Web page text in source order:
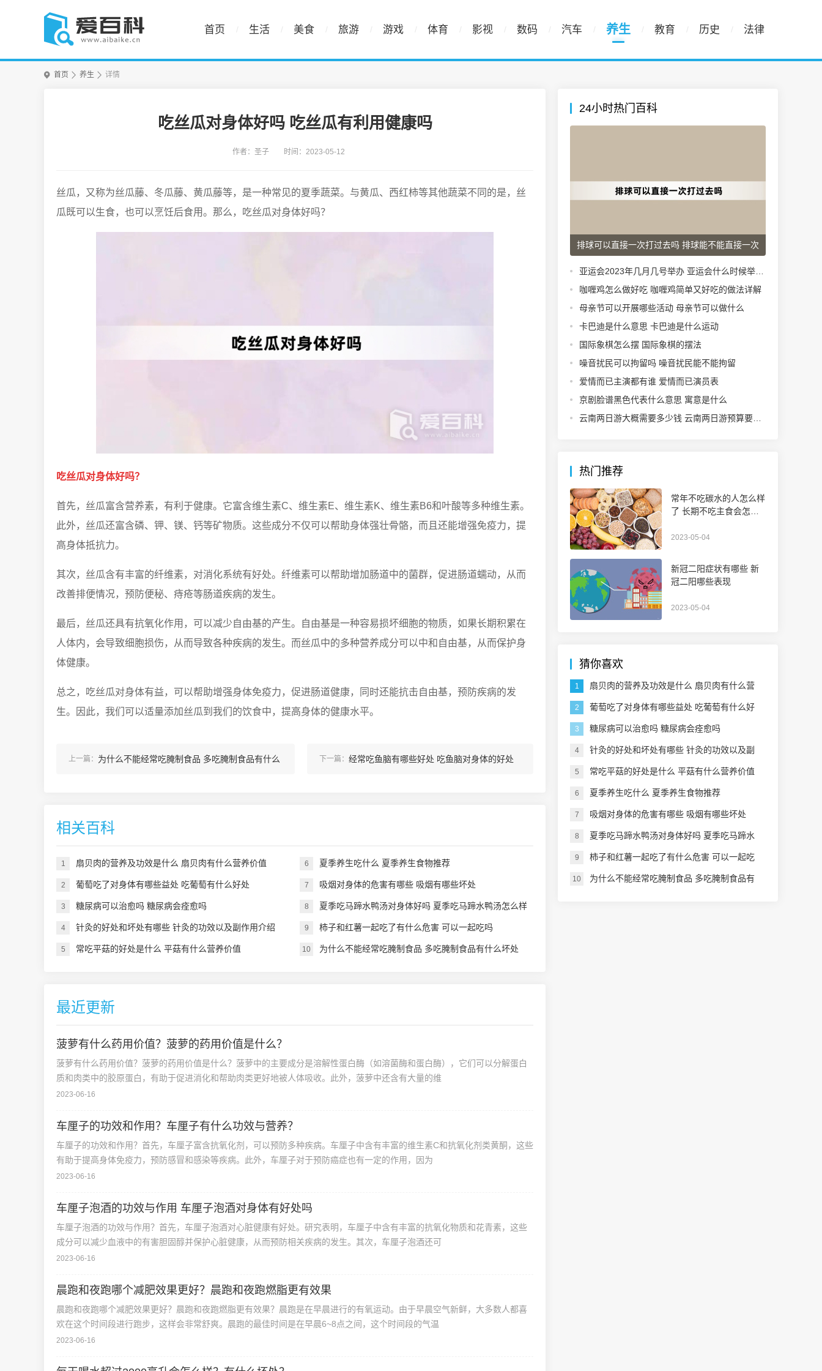
首页 生活 美食 旅游 游戏 体育 影视 数码 汽车 养生 教育 历史 法律
首页 养生 详情
24小时热门百科
排球可以直接一次打过去吗 排球能不能直接一次
打过去
亚运会2023年几月几号举办 亚运会什么时候举办呢
咖喱鸡怎么做好吃 咖喱鸡简单又好吃的做法详解
母亲节可以开展哪些活动 母亲节可以做什么
卡巴迪是什么意思 卡巴迪是什么运动
国际象棋怎么摆 国际象棋的摆法
噪音扰民可以拘留吗 噪音扰民能不能拘留
爱情而已主演都有谁 爱情而已演员表
京剧脸谱黑色代表什么意思 寓意是什么
云南两日游大概需要多少钱 云南两日游预算要多少
热门推荐
常年不吃碳水的人怎么样
了 长期不吃主食会怎么
2023-05-04
新冠二阳症状有哪些 新
冠二阳哪些表现
2023-05-04
猜你喜欢
1 扇贝肉的营养及功效是什么 扇贝肉有什么营
养价值
2 葡萄吃了对身体有哪些益处 吃葡萄有什么好
处
3 糖尿病可以治愈吗 糖尿病会痊愈吗
4 针灸的好处和坏处有哪些 针灸的功效以及副
作用介绍
5 常吃平菇的好处是什么 平菇有什么营养价值
6 夏季养生吃什么 夏季养生食物推荐
7 吸烟对身体的危害有哪些 吸烟有哪些坏处
8 夏季吃马蹄水鸭汤对身体好吗 夏季吃马蹄水
鸭汤怎么样
9 柿子和红薯一起吃了有什么危害 可以一起吃
吗
10 为什么不能经常吃腌制食品 多吃腌制食品有
吃丝瓜对身体好吗 吃丝瓜有利用健康吗
作者：圣子 时间：2023-05-12
丝瓜，又称为丝瓜藤、冬瓜藤、黄瓜藤等，是一种常见的夏季蔬菜。与黄瓜、西红柿等其他蔬菜不同的是，丝
瓜既可以生食，也可以烹饪后食用。那么，吃丝瓜对身体好吗？
吃丝瓜对身体好吗？
首先，丝瓜富含营养素，有利于健康。它富含维生素C、维生素E、维生素K、维生素B6和叶酸等多种维生素。
此外，丝瓜还富含磷、钾、镁、钙等矿物质。这些成分不仅可以帮助身体强壮骨骼，而且还能增强免疫力，提
高身体抵抗力。
其次，丝瓜含有丰富的纤维素，对消化系统有好处。纤维素可以帮助增加肠道中的菌群，促进肠道蠕动，从而
改善排便情况，预防便秘、痔疮等肠道疾病的发生。
最后，丝瓜还具有抗氧化作用，可以减少自由基的产生。自由基是一种容易损坏细胞的物质，如果长期积累在
人体内，会导致细胞损伤，从而导致各种疾病的发生。而丝瓜中的多种营养成分可以中和自由基，从而保护身
体健康。
总之，吃丝瓜对身体有益，可以帮助增强身体免疫力，促进肠道健康，同时还能抗击自由基，预防疾病的发
生。因此，我们可以适量添加丝瓜到我们的饮食中，提高身体的健康水平。
上一篇： 为什么不能经常吃腌制食品 多吃腌制食品有什么 下一篇： 经常吃鱼脑有哪些好处 吃鱼脑对身体的好处
相关百科
1 扇贝肉的营养及功效是什么 扇贝肉有什么营养价值
2 葡萄吃了对身体有哪些益处 吃葡萄有什么好处
3 糖尿病可以治愈吗 糖尿病会痊愈吗
4 针灸的好处和坏处有哪些 针灸的功效以及副作用介绍
5 常吃平菇的好处是什么 平菇有什么营养价值
6 夏季养生吃什么 夏季养生食物推荐
7 吸烟对身体的危害有哪些 吸烟有哪些坏处
8 夏季吃马蹄水鸭汤对身体好吗 夏季吃马蹄水鸭汤怎么样
9 柿子和红薯一起吃了有什么危害 可以一起吃吗
10 为什么不能经常吃腌制食品 多吃腌制食品有什么坏处
最近更新
菠萝有什么药用价值？菠萝的药用价值是什么？
菠萝有什么药用价值？菠萝的药用价值是什么？菠萝中的主要成分是溶解性蛋白酶（如溶菌酶和蛋白酶），它们可以分解蛋白
质和肉类中的胶原蛋白，有助于促进消化和帮助肉类更好地被人体吸收。此外，菠萝中还含有大量的维
2023-06-16
车厘子的功效和作用？车厘子有什么功效与营养？
车厘子的功效和作用？首先，车厘子富含抗氧化剂，可以预防多种疾病。车厘子中含有丰富的维生素C和抗氧化剂类黄酮，这些
有助于提高身体免疫力，预防感冒和感染等疾病。此外，车厘子对于预防癌症也有一定的作用，因为
2023-06-16
车厘子泡酒的功效与作用 车厘子泡酒对身体有好处吗
车厘子泡酒的功效与作用？首先，车厘子泡酒对心脏健康有好处。研究表明，车厘子中含有丰富的抗氧化物质和花青素，这些
成分可以减少血液中的有害胆固醇并保护心脏健康，从而预防相关疾病的发生。其次，车厘子泡酒还可
2023-06-16
晨跑和夜跑哪个减肥效果更好？晨跑和夜跑燃脂更有效果
晨跑和夜跑哪个减肥效果更好？晨跑和夜跑燃脂更有效果？晨跑是在早晨进行的有氧运动。由于早晨空气新鲜，大多数人都喜
欢在这个时间段进行跑步，这样会非常舒爽。晨跑的最佳时间是在早晨6~8点之间，这个时间段的气温
2023-06-16